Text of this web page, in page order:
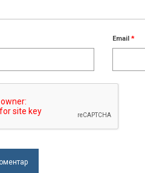
Email*